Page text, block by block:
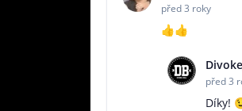
před 3 roky
👍👍
před 3
Díky!